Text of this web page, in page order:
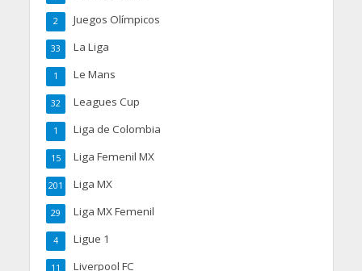
Juegos Olímpicos
2
La Liga
33
Le Mans
1
Leagues Cup
32
Liga de Colombia
1
Liga Femenil MX
15
Liga MX
201
Liga MX Femenil
29
Ligue 1
4
Liverpool FC
11